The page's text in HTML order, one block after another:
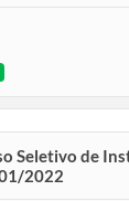
Seletivo de
2022